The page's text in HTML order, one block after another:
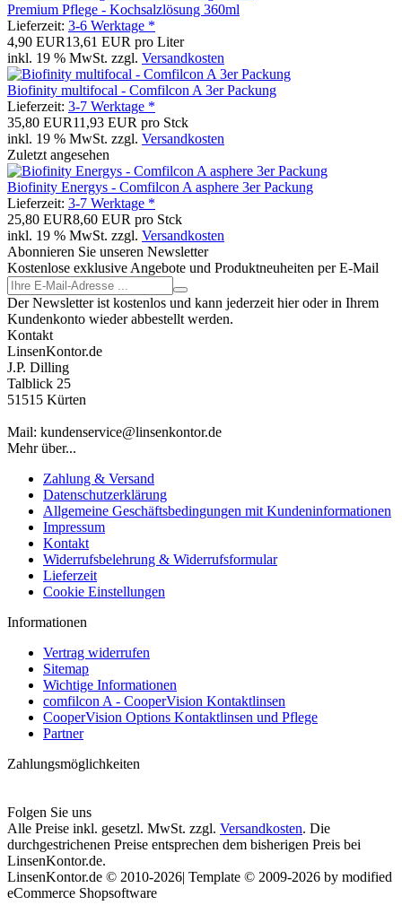
Premium Pflege - Kochsalzlösung 360ml
Lieferzeit: 3-6 Werktage *
4,90 EUR13,61 EUR pro Liter
inkl. 19 % MwSt. zzgl. Versandkosten
Biofinity multifocal - Comfilcon A 3er Packung
Lieferzeit: 3-7 Werktage *
35,80 EUR11,93 EUR pro Stck
inkl. 19 % MwSt. zzgl. Versandkosten
Zuletzt angesehen
Biofinity Energys - Comfilcon A asphere 3er Packung
Lieferzeit: 3-7 Werktage *
25,80 EUR8,60 EUR pro Stck
inkl. 19 % MwSt. zzgl. Versandkosten
Abonnieren Sie unseren Newsletter
Kostenlose exklusive Angebote und Produktneuheiten per E-Mail
Der Newsletter ist kostenlos und kann jederzeit hier oder in Ihrem
Kundenkonto wieder abbestellt werden.
Kontakt
LinsenKontor.de
J.P. Dilling
Talblick 25
51515 Kürten
Mail: kundenservice@linsenkontor.de
Mehr über...
Zahlung & Versand
Datenschutzerklärung
Allgemeine Geschäftsbedingungen mit Kundeninformationen
Impressum
Kontakt
Widerrufsbelehrung & Widerrufsformular
Lieferzeit
Cookie Einstellungen
Informationen
Vertrag widerrufen
Sitemap
Wichtige Informationen
comfilcon A - CooperVision Kontaktlinsen
CooperVision Options Kontaktlinsen und Pflege
Partner
Zahlungsmöglichkeiten
Folgen Sie uns
Alle Preise inkl. gesetzl. MwSt. zzgl. Versandkosten. Die
durchgestrichenen Preise entsprechen dem bisherigen Preis bei
LinsenKontor.de.
LinsenKontor.de © 2010-2026| Template © 2009-2026 by modified
eCommerce Shopsoftware